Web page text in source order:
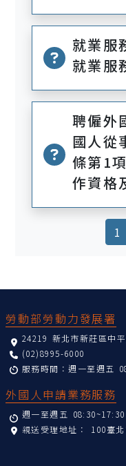
就業服
就業服
聘僱外
國人從
條第1
作資格
1
勞動部勞動力發展署
24219 新北市新莊區中
(02)8995-6000
服務時間：週一至週五
外國人申請業務服務
週一至週五 08:30~17:30
親送受理地址： 100臺